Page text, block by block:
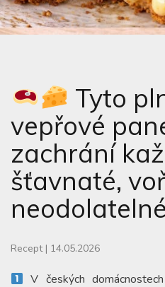
Tyto
vepřové
zachrání
šťavnaté,
Recept | 14.05.2026
V českých